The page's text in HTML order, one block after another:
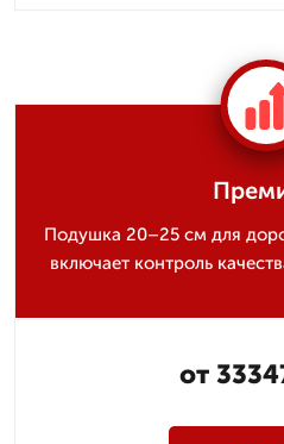
Подушка 20–25 см для
включает контроль
от